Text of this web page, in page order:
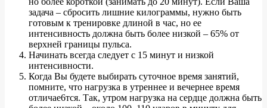
задача – сбросить лишние килограммы, нужно быть
готовым к тренировке длиной в час, но ее
интенсивность должна быть более низкой – 65% от
верхней границы пульса.
Начинать всегда следует с 15 минут и низкой
интенсивности.
Когда Вы будете выбирать суточное время занятий,
помните, что нагрузка в утреннее и вечернее время
отличае6тся. Так, утром нагрузка на сердце должна быть